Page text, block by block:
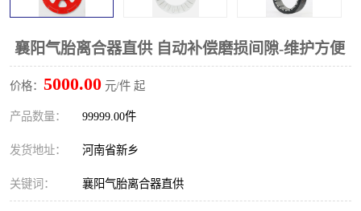
襄阳气胎离合器直供 自动补偿磨损间隙-维护方便
价格： 5000.00 元/件 起
产品数量： 99999.00件
发货地址： 河南省新乡
关键词： 襄阳气胎离合器直供